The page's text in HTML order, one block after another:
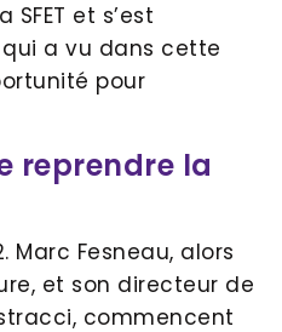
et s’est
qui a vu dans cette
pour
reprendre la
Marc Fesneau, alors
et son directeur de
commencent